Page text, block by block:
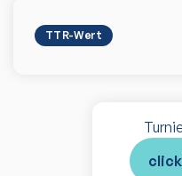
TTR-Wert